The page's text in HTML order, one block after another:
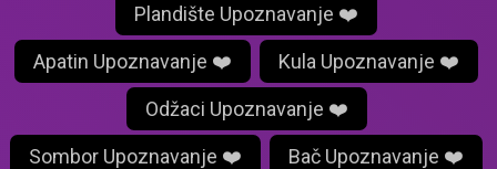
Plandište Upoznavanje ❤️
Apatin Upoznavanje ❤️ Kula Upoznavanje ❤️
Odžaci Upoznavanje ❤️
Sombor Upoznavanje ❤️ Bač Upoznavanje ❤️